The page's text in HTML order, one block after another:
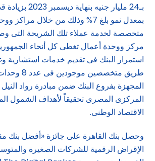
بمعدل نمو بلغ 7% وذلك من خلال
مركز ووحدة أعمال تغطى كل أنحاء
استمرار البنك فى تقديم خدمات استشارية
طريق
المجهزة بفروع البنك ضمن مبادرة رواد
المركزى المصرى تحقيقاً لأهداف الشمول
الاقتصاد الوطنى.
وحصل بنك القاهرة على جائزة «أفضل بنك